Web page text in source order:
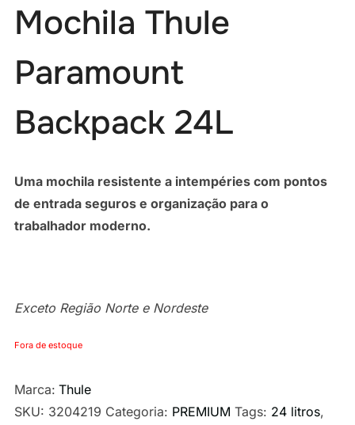
Mochila Thule
Paramount
Backpack 24L
Uma mochila resistente a intempéries com pontos
de entrada seguros e organização para o
trabalhador moderno.
Exceto Região Norte e Nordeste
Fora de estoque
Marca: Thule
SKU: 3204219 Categoria: PREMIUM Tags: 24 litros,